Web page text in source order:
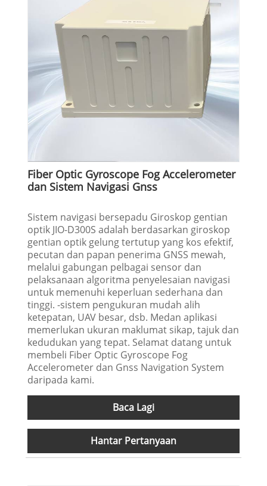
Fiber Optic Gyroscope Fog Accelerometer
dan Sistem Navigasi Gnss
Sistem navigasi bersepadu Giroskop gentian
optik JIO-D300S adalah berdasarkan giroskop
gentian optik gelung tertutup yang kos efektif,
pecutan dan papan penerima GNSS mewah,
melalui gabungan pelbagai sensor dan
pelaksanaan algoritma penyelesaian navigasi
untuk memenuhi keperluan sederhana dan
tinggi. -sistem pengukuran mudah alih
ketepatan, UAV besar, dsb. Medan aplikasi
memerlukan ukuran maklumat sikap, tajuk dan
kedudukan yang tepat. Selamat datang untuk
membeli Fiber Optic Gyroscope Fog
Accelerometer dan Gnss Navigation System
daripada kami.
Baca Lagi
Hantar Pertanyaan